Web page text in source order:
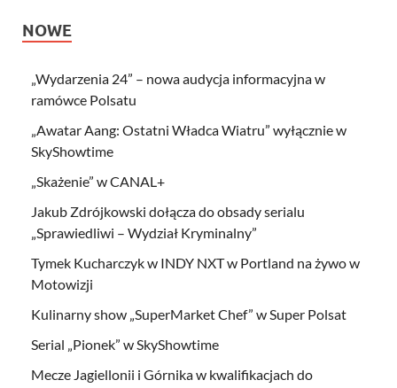
NOWE
„Wydarzenia 24” – nowa audycja informacyjna w
ramówce Polsatu
„Awatar Aang: Ostatni Władca Wiatru” wyłącznie w
SkyShowtime
„Skażenie” w CANAL+
Jakub Zdrójkowski dołącza do obsady serialu
„Sprawiedliwi – Wydział Kryminalny”
Tymek Kucharczyk w INDY NXT w Portland na żywo w
Motowizji
Kulinarny show „SuperMarket Chef” w Super Polsat
Serial „Pionek” w SkyShowtime
Mecze Jagiellonii i Górnika w kwalifikacjach do